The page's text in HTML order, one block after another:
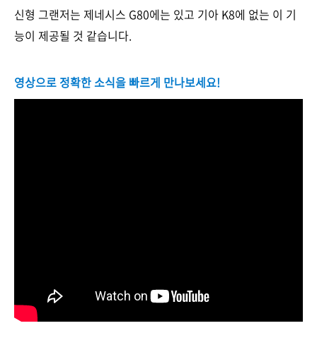
신형 그랜저는 제네시스 G80에는 있고 기아 K8에 없는 이 기
능이 제공될 것 같습니다.
영상으로 정확한 소식을 빠르게 만나보세요!